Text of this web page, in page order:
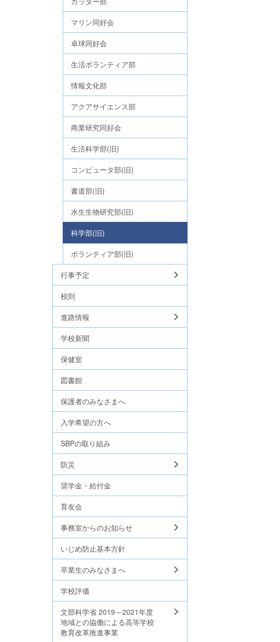
マリン同好会
卓球同好会
生活ボランティア部
情報文化部
アクアサイエンス部
商業研究同好会
生活科学部(旧)
コンピュータ部(旧)
書道部(旧)
水生生物研究部(旧)
科学部(旧)
ボランティア部(旧)
行事予定
校則
進路情報
学校新聞
保健室
図書館
保護者のみなさまへ
入学希望の方へ
SBPの取り組み
防災
奨学金・給付金
育友会
事務室からのお知らせ
いじめ防止基本方針
卒業生のみなさまへ
学校評価
文部科学省 2019～2021年度
地域との協働による高等学校
教育改革推進事業